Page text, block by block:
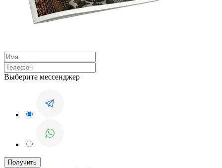
Выберите мессенджер